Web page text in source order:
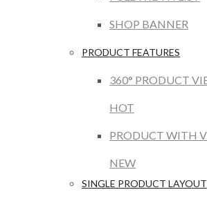
SHOP BANNER
PRODUCT FEATURES
360° PRODUCT
HOT
PRODUCT WITH
NEW
SINGLE PRODUCT LAYOUT